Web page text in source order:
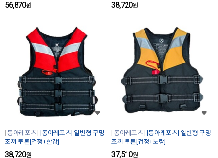
56,870원 38,720원
동아레포츠
[동아레포츠] 일반형 구명
조끼 투톤[검정+빨강]
38,720원
동아레포츠
[동아레포츠] 일반형 구명
조끼 투톤[검정+노랑]
37,510원